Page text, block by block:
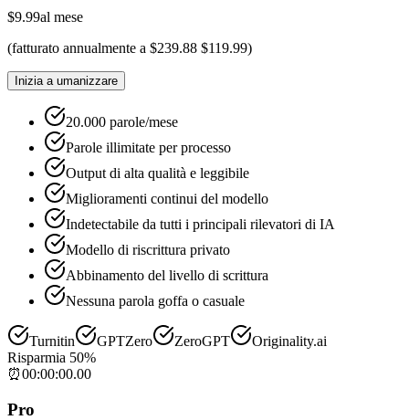
$9.99al mese
(fatturato annualmente a $239.88 $119.99)
Inizia a umanizzare
20.000 parole/mese
Parole illimitate per processo
Output di alta qualità e leggibile
Miglioramenti continui del modello
Indetectabile da tutti i principali rilevatori di IA
Modello di riscrittura privato
Abbinamento del livello di scrittura
Nessuna parola goffa o casuale
Turnitin GPTZero ZeroGPT
Originality.ai
Risparmia 50%
⏰00:00:00.00
Pro